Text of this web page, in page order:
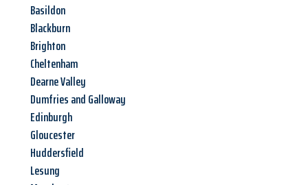
Basildon
Blackburn
Brighton
Cheltenham
Dearne Valley
Dumfries and Galloway
Edinburgh
Gloucester
Huddersfield
Lesung